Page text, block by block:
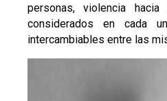
personas, violencia
considerados en cada
intercambiables entre las